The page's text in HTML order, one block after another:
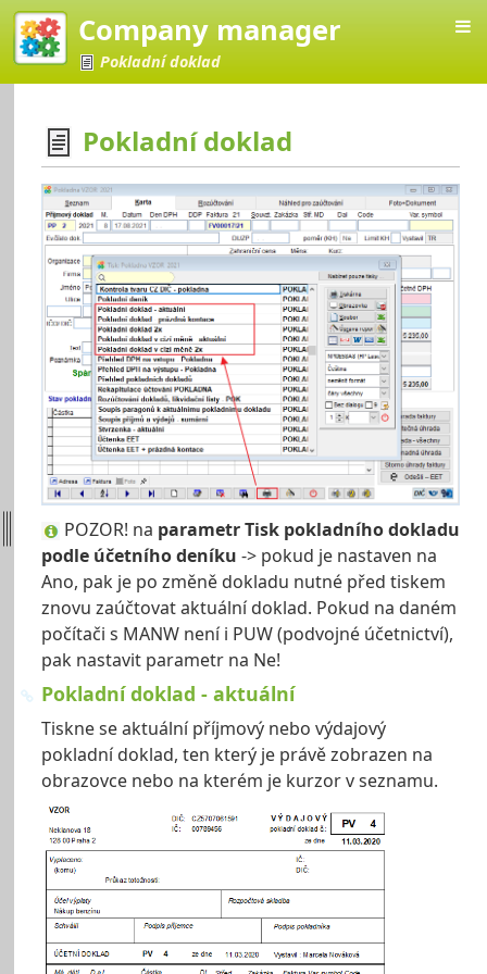
Company manager
Pokladní doklad
Pokladní doklad
POZOR! na parametr Tisk pokladního dokladu
podle účetního deníku -> pokud je nastaven na
Ano, pak je po změně dokladu nutné před tiskem
znovu zaúčtovat aktuální doklad. Pokud na daném
počítači s MANW není i PUW (podvojné účetnictví),
pak nastavit parametr na Ne!
Pokladní doklad - aktuální
Tiskne se aktuální příjmový nebo výdajový
pokladní doklad, ten který je právě zobrazen na
obrazovce nebo na kterém je kurzor v seznamu.